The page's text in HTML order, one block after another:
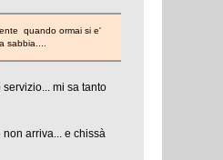
quando ormai si e'
sabbia....
mi sa tanto
arriva... e chissà